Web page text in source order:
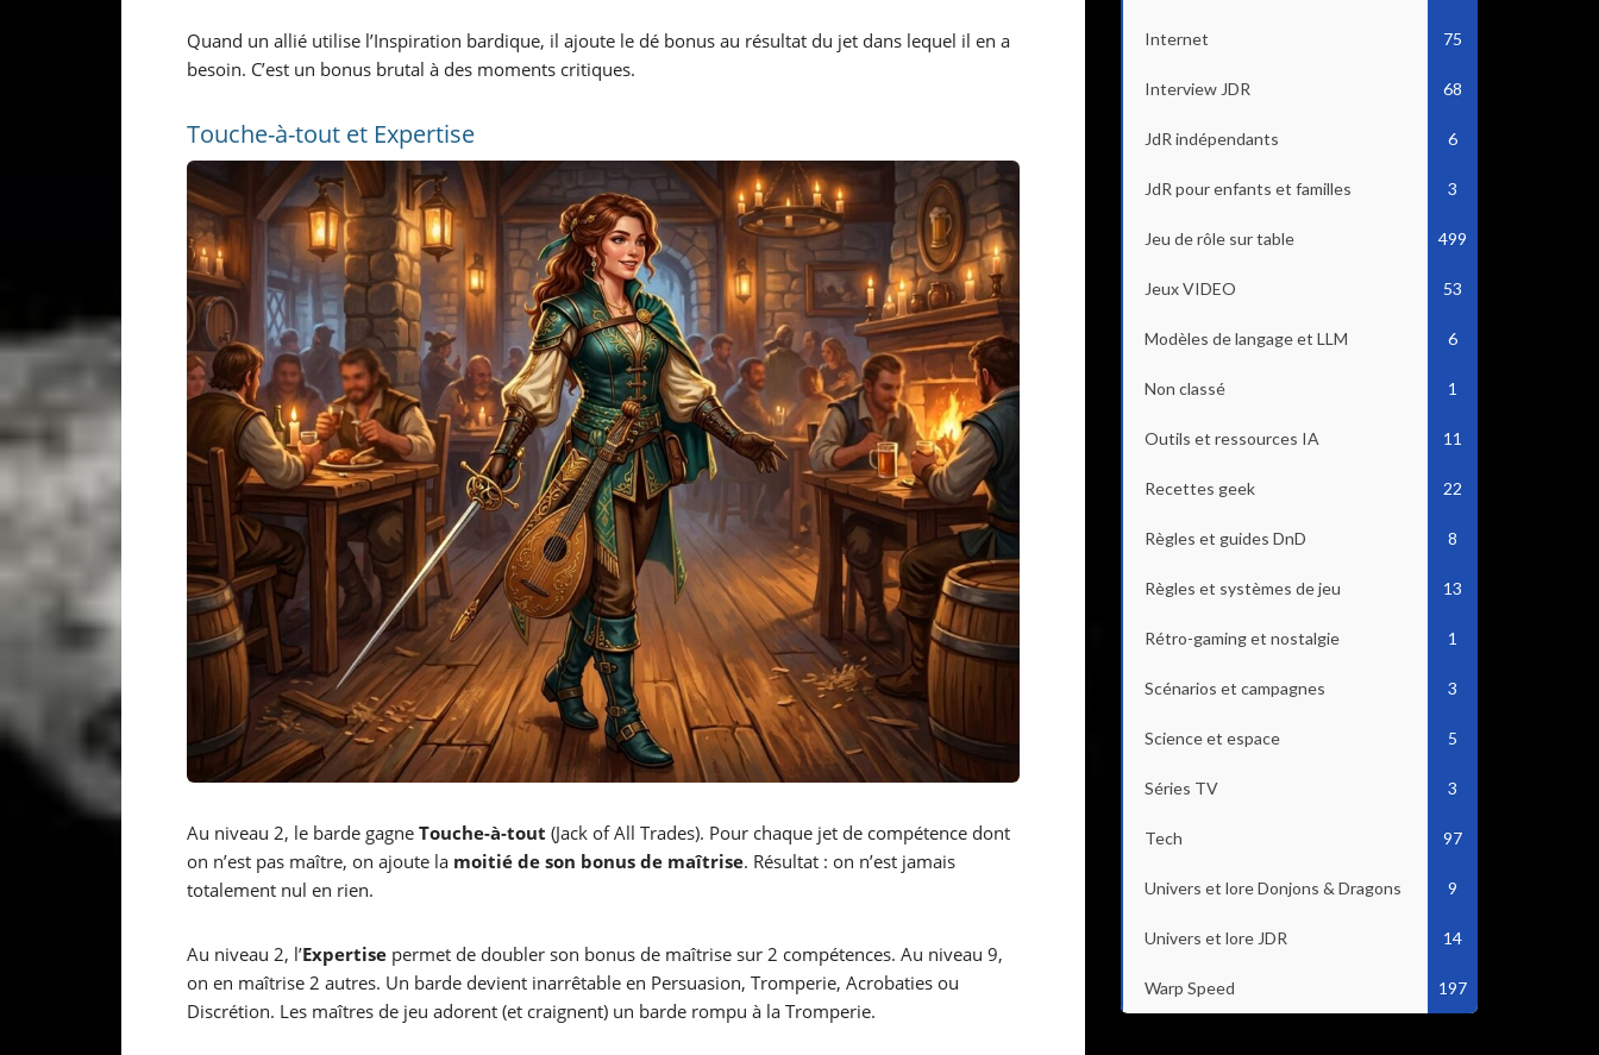
Quand un allié utilise l’Inspiration bardique, il ajoute le dé bonus au résultat du jet dans lequel il en a
besoin. C’est un bonus brutal à des moments critiques.
Touche-à-tout et Expertise
Au niveau 2, le barde gagne Touche-à-tout (Jack of All Trades). Pour chaque jet de compétence dont
on n’est pas maître, on ajoute la moitié de son bonus de maîtrise. Résultat : on n’est jamais
totalement nul en rien.
Au niveau 2, l’Expertise permet de doubler son bonus de maîtrise sur 2 compétences. Au niveau 9,
on en maîtrise 2 autres. Un barde devient inarrêtable en Persuasion, Tromperie, Acrobaties ou
Discrétion. Les maîtres de jeu adorent (et craignent) un barde rompu à la Tromperie.
Internet 75
Interview JDR 68
JdR indépendants 6
JdR pour enfants et familles 3
Jeu de rôle sur table 499
Jeux VIDEO 53
Modèles de langage et LLM 6
Non classé 1
Outils et ressources IA 11
Recettes geek 22
Règles et guides DnD 8
Règles et systèmes de jeu 13
Rétro-gaming et nostalgie 1
Scénarios et campagnes 3
Science et espace 5
Séries TV 3
Tech 97
Univers et lore Donjons & Dragons 9
Univers et lore JDR 14
Warp Speed 197